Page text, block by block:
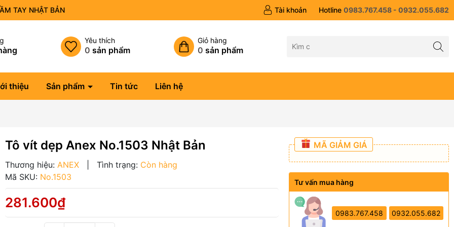
TAY NHẬT BẢN Tài khoản Hotline 0983.767.458 - 0932.055.682
Yêu thích
0 sản phẩm
Giỏ hàng
0 sản phẩm
thiệu Sản phẩm Tin tức Liên hệ
Tô vít dẹp Anex No.1503 Nhật Bản
Thương hiệu: ANEX Tình trạng: Còn hàng
Mã SKU: No.1503
281.600₫
MÃ GIẢM GIÁ
Tư vấn mua hàng
0983.767.458 0932.055.682